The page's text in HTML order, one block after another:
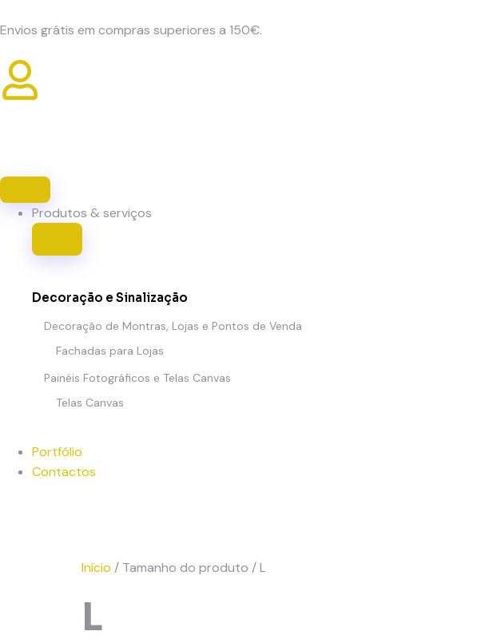
Envios grátis em compras superiores a 150€.
Produtos & serviços
Decoração e Sinalização
Decoração de Montras, Lojas e Pontos de Venda
Fachadas para Lojas
Painéis Fotográficos e Telas Canvas
Telas Canvas
Portfólio
Contactos
Início / Tamanho do produto / L
L